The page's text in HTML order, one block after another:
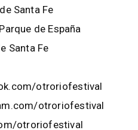
Santa Fe
de España
Santa Fe
otroriofestival
otroriofestival
otroriofestival